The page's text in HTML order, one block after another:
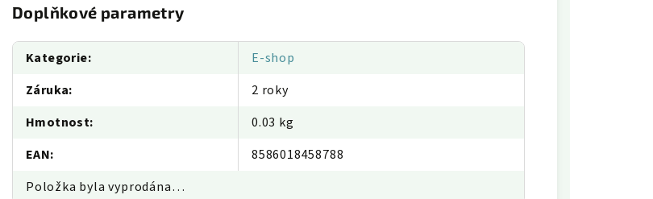
Doplňkové parametry
Kategorie:
E-shop
Záruka:
2 roky
Hmotnost:
0.03 kg
EAN:
8586018458788
Položka byla vyprodána…